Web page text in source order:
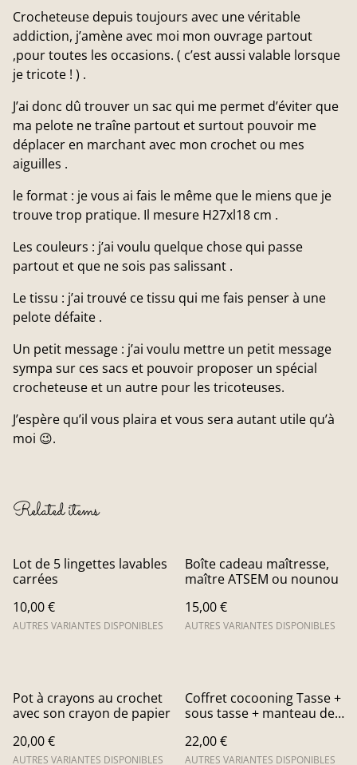
Crocheteuse depuis toujours avec une véritable
addiction, j’amène avec moi mon ouvrage partout
,pour toutes les occasions. ( c’est aussi valable lorsque
je tricote ! ) .
J’ai donc dû trouver un sac qui me permet d’éviter que
ma pelote ne traîne partout et surtout pouvoir me
déplacer en marchant avec mon crochet ou mes
aiguilles .
le format : je vous ai fais le même que le miens que je
trouve trop pratique. Il mesure H27xl18 cm .
Les couleurs : j’ai voulu quelque chose qui passe
partout et que ne sois pas salissant .
Le tissu : j’ai trouvé ce tissu qui me fais penser à une
pelote défaite .
Un petit message : j’ai voulu mettre un petit message
sympa sur ces sacs et pouvoir proposer un spécial
crocheteuse et un autre pour les tricoteuses.
J’espère qu’il vous plaira et vous sera autant utile qu’à
moi 😉.
Related items
Lot de 5 lingettes lavables
carrées
10,00 €
AUTRES VARIANTES DISPONIBLES
Boîte cadeau maîtresse,
maître ATSEM ou nounou
15,00 €
AUTRES VARIANTES DISPONIBLES
Pot à crayons au crochet
avec son crayon de papier
20,00 €
AUTRES VARIANTES DISPONIBLES
Coffret cocooning Tasse +
sous tasse + manteau de
22,00 €
AUTRES VARIANTES DISPONIBLES